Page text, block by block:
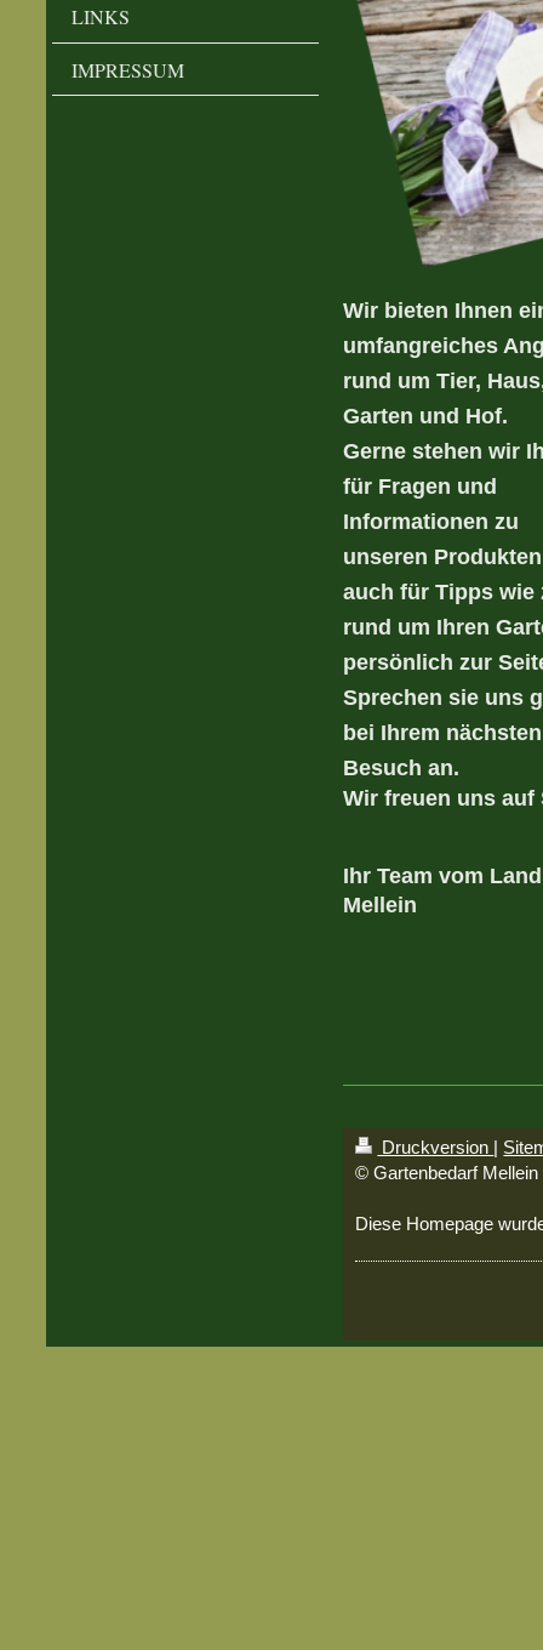
LINKS
IMPRESSUM
Wir bieten Ihnen
umfangreiches
rund um Tier,
Garten und Hof.
Gerne stehen wir
für Fragen und
Informationen zu
unseren
auch für Tipps wie
rund um Ihren
persönlich zur
Sprechen sie uns
bei Ihrem nächsten
Besuch an.
Wir freuen uns auf
Ihr Team vom
Mellein
Druckversion |
© Gartenbedarf Mellein
Diese Homepage